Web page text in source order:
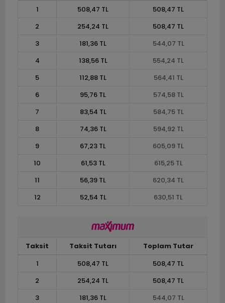
1
508,47 TL
508,47 TL
2
254,24 TL
508,47 TL
3
181,36 TL
544,07 TL
4
138,56 TL
554,24 TL
5
112,88 TL
564,41 TL
6
95,76 TL
574,58 TL
7
83,54 TL
584,75 TL
8
74,36 TL
594,92 TL
9
67,23 TL
605,09 TL
10
61,53 TL
615,25 TL
11
56,39 TL
620,34 TL
12
52,54 TL 630,51 TL
Taksit Taksit Tutarı
Toplam Tutar
1
508,47 TL
508,47 TL
2
254,24 TL
508,47 TL
3
181,36 TL 544,07 TL